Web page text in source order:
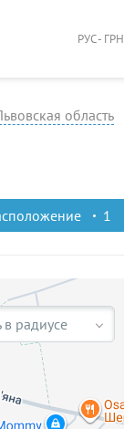
РУС - ГРН
область
1
в радиусе